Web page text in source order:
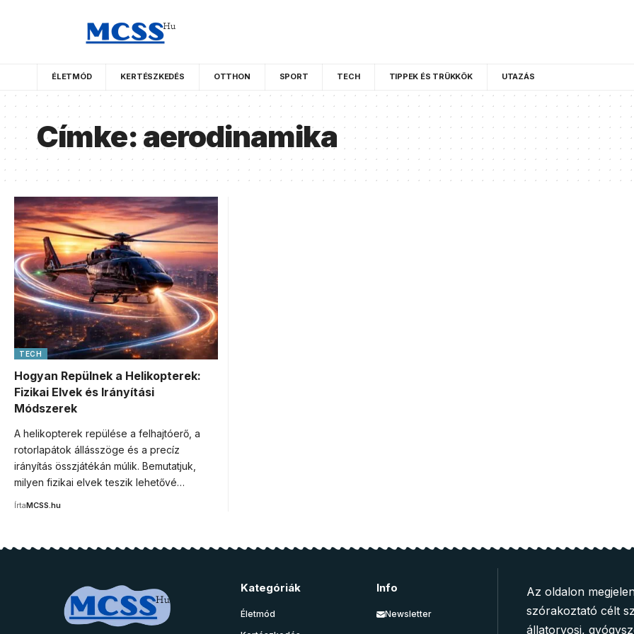
ÉLETMÓD KERTÉSZKEDÉS OTTHON SPORT TECH TIPPEK ÉS TRÜKKÖK UTAZÁS
Címke:aerodinamika
TECH
Hogyan Repülnek a Helikopterek:
Fizikai Elvek és Irányítási
Módszerek
A helikopterek repülése a felhajtóerő, a
rotorlapátok állásszöge és a precíz
irányítás összjátékán múlik. Bemutatjuk,
milyen fizikai elvek teszik lehetővé…
ÍrtaMCSS.hu
Kategóriák
Életmód
Info
Newsletter
Az oldalon
szórakoztató célt
állatorvosi,